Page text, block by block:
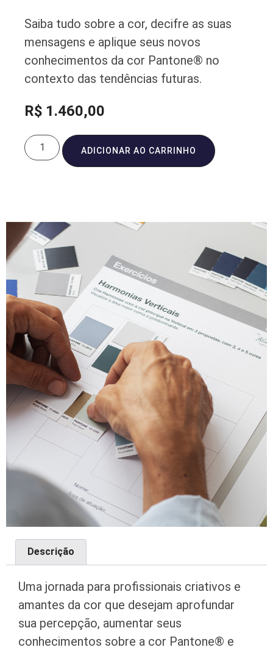
Saiba tudo sobre a cor, decifre as suas
mensagens e aplique seus novos
conhecimentos da cor Pantone® no
contexto das tendências futuras.
R$ 1.460,00
ADICIONAR AO CARRINHO
Descrição
Uma jornada para profissionais criativos e
amantes da cor que desejam aprofundar
sua percepção, aumentar seus
conhecimentos sobre a cor Pantone® e